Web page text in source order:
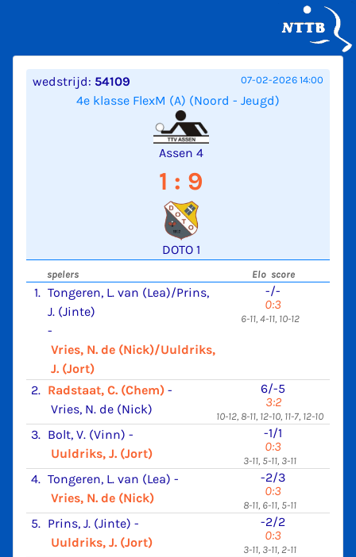
wedstrijd: 54109 07-02-2026 14:00
4e klasse FlexM (A) (Noord - Jeugd)
Assen 4
1 : 9
DOTO 1
spelers Elo score
1. Tongeren, L. van (Lea)/Prins,
J. (Jinte)
-
Vries, N. de (Nick)/Uuldriks,
J. (Jort)
-/-
0:3
6-11, 4-11, 10-12
2. Radstaat, C. (Chem) -
Vries, N. de (Nick)
6/-5
3:2
10-12, 8-11, 12-10, 11-7, 12-10
3. Bolt, V. (Vinn) -
Uuldriks, J. (Jort)
-1/1
0:3
3-11, 5-11, 3-11
4. Tongeren, L. van (Lea) -
Vries, N. de (Nick)
-2/3
0:3
8-11, 6-11, 5-11
5. Prins, J. (Jinte) -
Uuldriks, J. (Jort)
-2/2
0:3
3-11, 3-11, 2-11